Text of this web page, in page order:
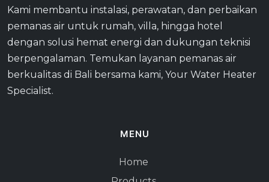
Kami membantu instalasi, perawatan, dan perbaikan
pemanas air untuk rumah, villa, hingga hotel
dengan solusi hemat energi dan dukungan teknisi
berpengalaman. Temukan layanan pemanas air
berkualitas di Bali bersama kami, Your Water Heater
Specialist.
MENU
Home